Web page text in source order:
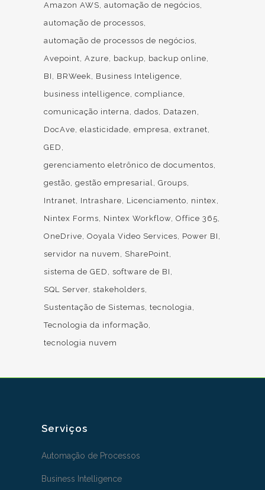
Amazon AWS automação de negócios
automação de processos
automação de processos de negócios
Avepoint Azure backup
backup online
BI
BRWeek
Business Inteligence
business intelligence compliance
comunicação interna dados
Datazen
DocAve elasticidade empresa extranet
GED
gerenciamento eletrônico de documentos
gestão gestão empresarial Groups
Intranet
Intrashare Licenciamento
nintex
Nintex Forms
Nintex Workflow Office 365
OneDrive Ooyala Video Services
Power BI
servidor na nuvem
SharePoint
sistema de GED
software de BI
SQL Server stakeholders
Sustentação de Sistemas tecnologia
Tecnologia da informação
tecnologia nuvem
Serviços
Automação de Processos
Business Intelligence